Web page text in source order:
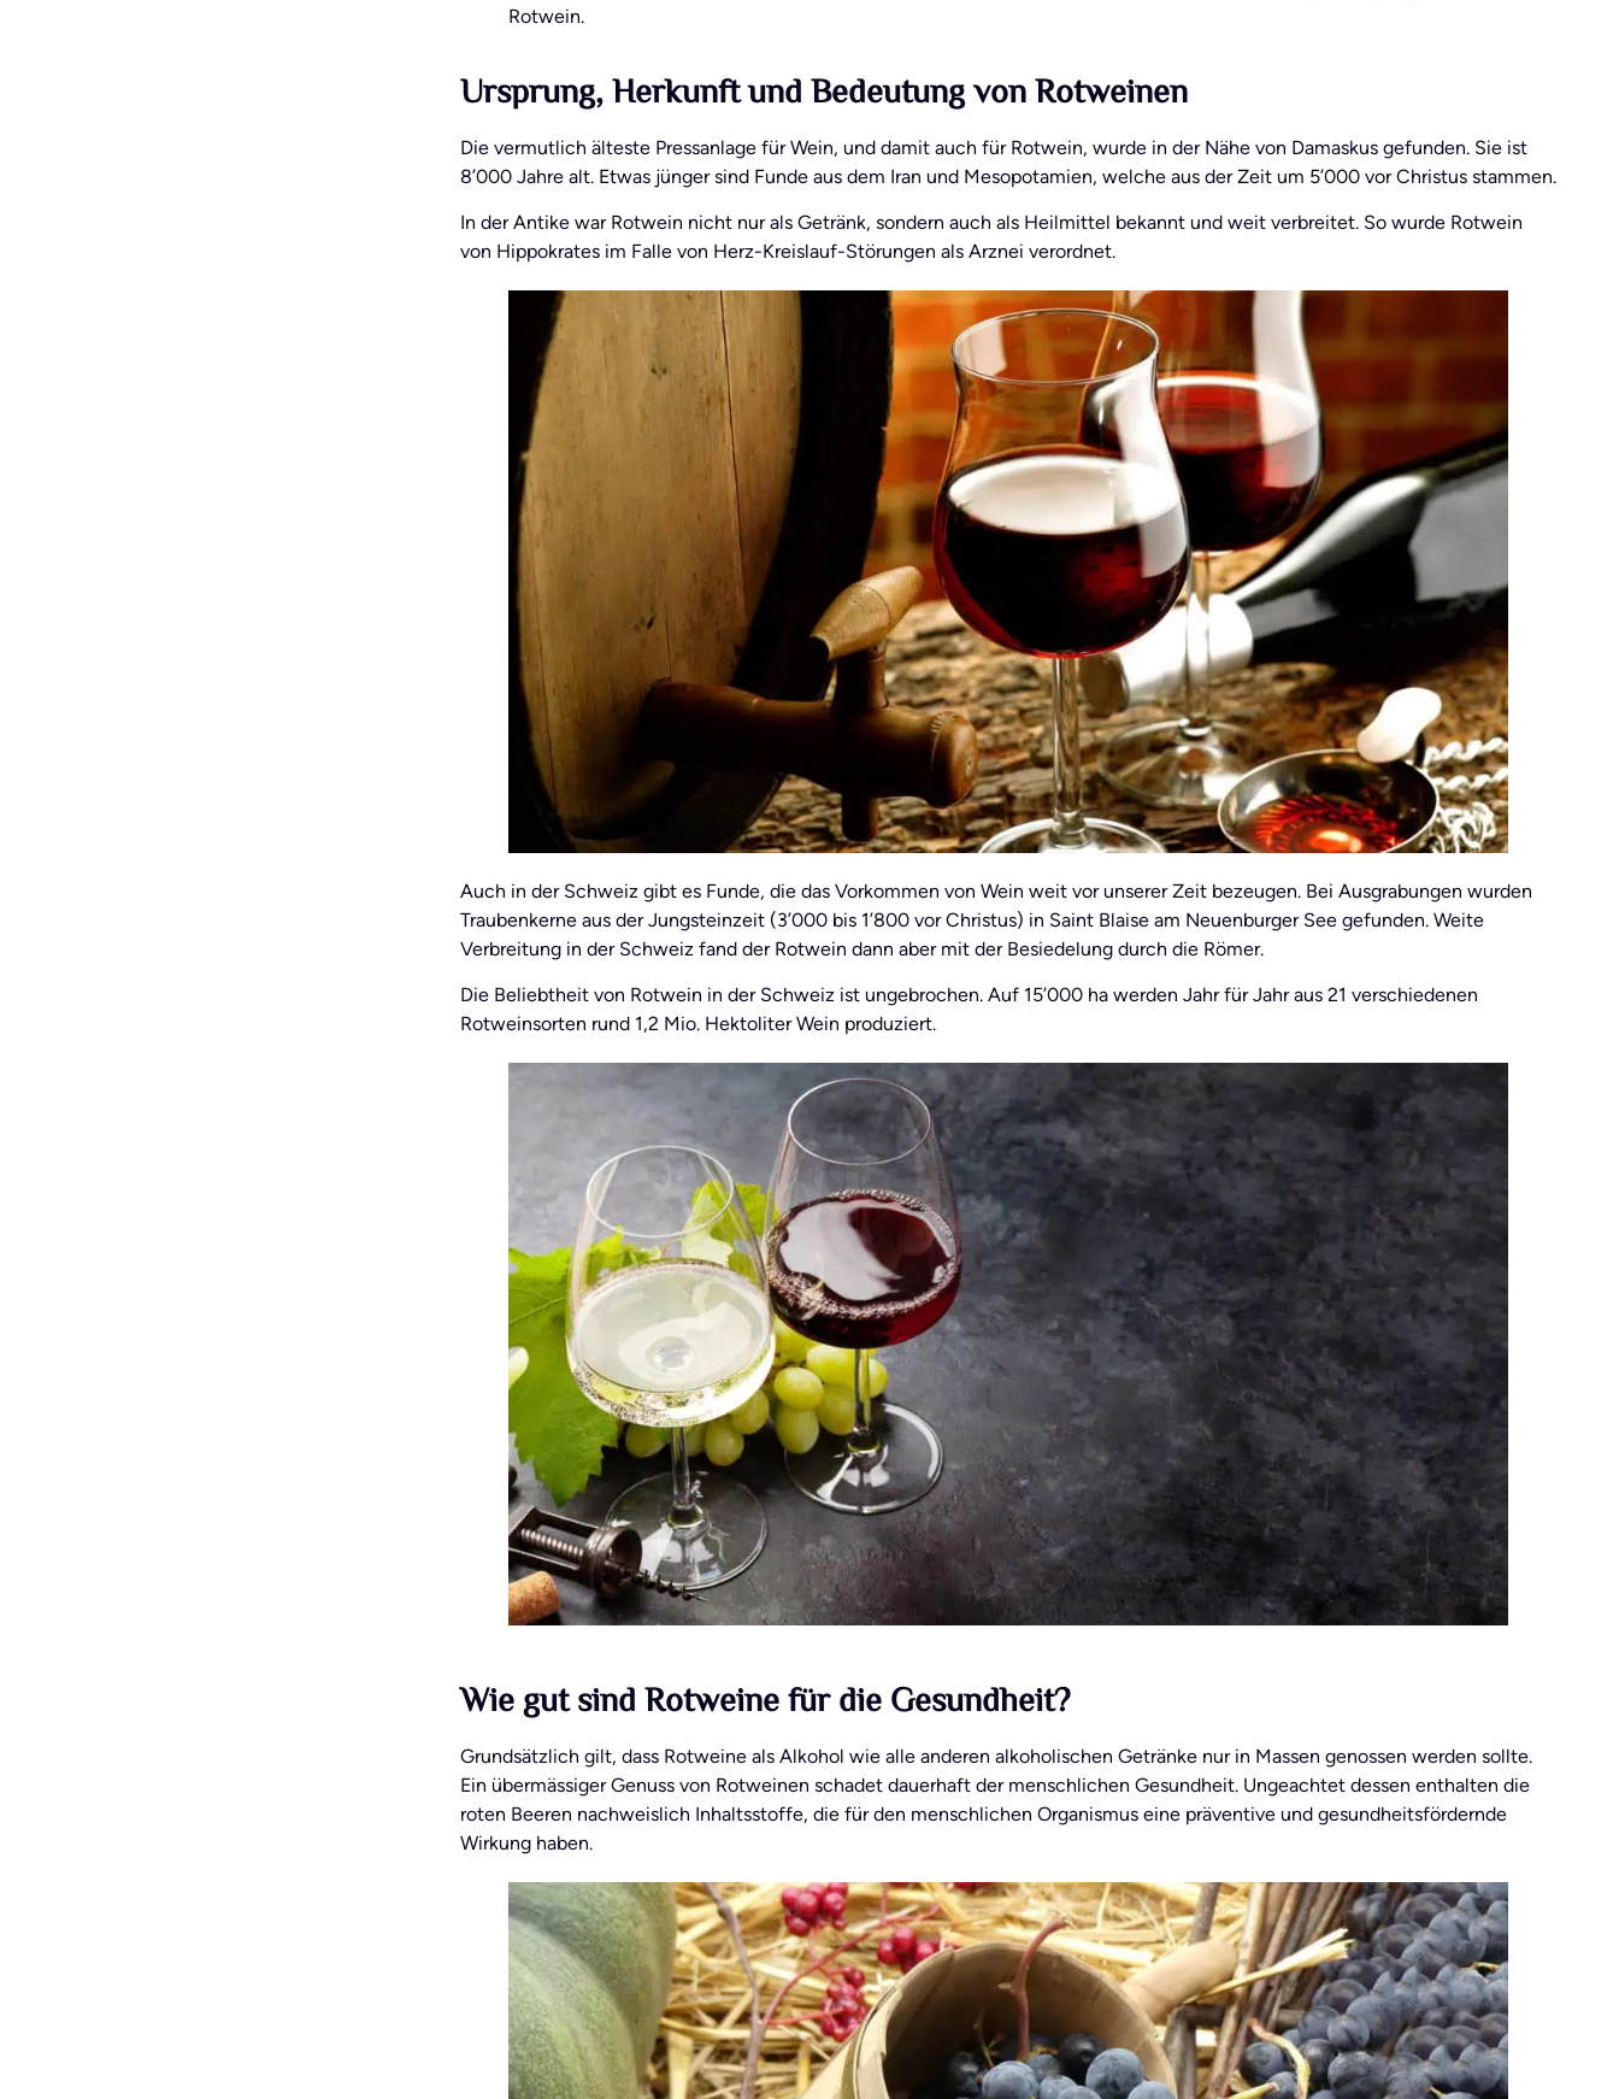
Rotwein.
Ursprung, Herkunft und Bedeutung von Rotweinen
Die vermutlich älteste Pressanlage für Wein, und damit auch für Rotwein, wurde in der Nähe von Damaskus gefunden. Sie ist
8’000 Jahre alt. Etwas jünger sind Funde aus dem Iran und Mesopotamien, welche aus der Zeit um 5’000 vor Christus stammen.
In der Antike war Rotwein nicht nur als Getränk, sondern auch als Heilmittel bekannt und weit verbreitet. So wurde Rotwein
von Hippokrates im Falle von Herz-Kreislauf-Störungen als Arznei verordnet.
Auch in der Schweiz gibt es Funde, die das Vorkommen von Wein weit vor unserer Zeit bezeugen. Bei Ausgrabungen wurden
Traubenkerne aus der Jungsteinzeit (3’000 bis 1’800 vor Christus) in Saint Blaise am Neuenburger See gefunden. Weite
Verbreitung in der Schweiz fand der Rotwein dann aber mit der Besiedelung durch die Römer.
Die Beliebtheit von Rotwein in der Schweiz ist ungebrochen. Auf 15’000 ha werden Jahr für Jahr aus 21 verschiedenen
Rotweinsorten rund 1,2 Mio. Hektoliter Wein produziert.
Wie gut sind Rotweine für die Gesundheit?
Grundsätzlich gilt, dass Rotweine als Alkohol wie alle anderen alkoholischen Getränke nur in Massen genossen werden sollte.
Ein übermässiger Genuss von Rotweinen schadet dauerhaft der menschlichen Gesundheit. Ungeachtet dessen enthalten die
roten Beeren nachweislich Inhaltsstoffe, die für den menschlichen Organismus eine präventive und gesundheitsfördernde
Wirkung haben.